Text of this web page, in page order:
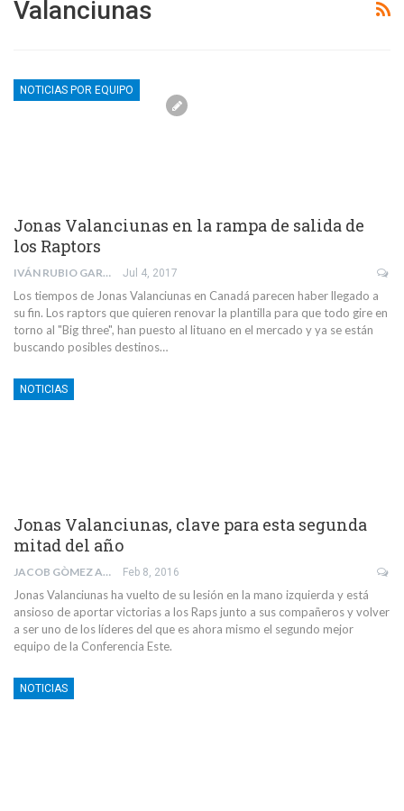
Valanciunas
NOTICIAS POR EQUIPO
Jonas Valanciunas en la rampa de salida de
los Raptors
IVÁN RUBIO GARCÍA DE DIONISIO Jul 4, 2017
Los tiempos de Jonas Valanciunas en Canadá parecen haber llegado a
su fin. Los raptors que quieren renovar la plantilla para que todo gire en
torno al "Big three", han puesto al lituano en el mercado y ya se están
buscando posibles destinos…
NOTICIAS
Jonas Valanciunas, clave para esta segunda
mitad del año
JACOB GÒMEZ ALAMILLO Feb 8, 2016
Jonas Valanciunas ha vuelto de su lesión en la mano izquierda y está
ansioso de aportar victorias a los Raps junto a sus compañeros y volver
a ser uno de los líderes del que es ahora mismo el segundo mejor
equipo de la Conferencia Este.
NOTICIAS